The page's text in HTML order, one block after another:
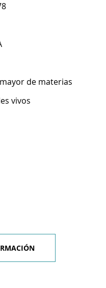
de materias
vivos